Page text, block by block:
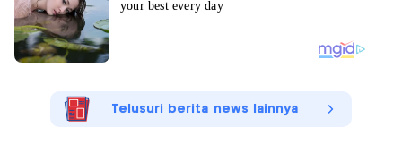
Telusuri berita news lainnya